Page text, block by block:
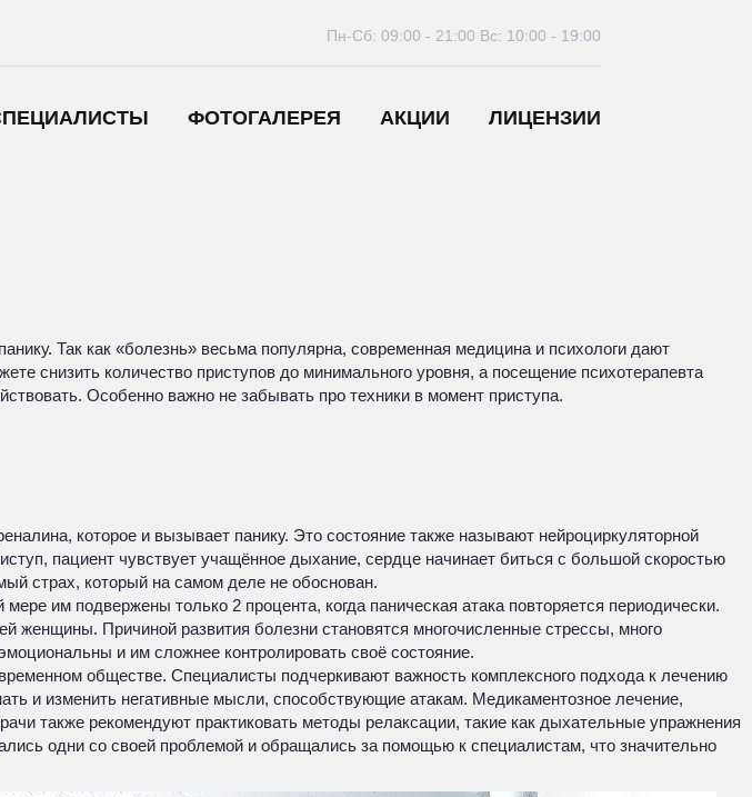
ФОТОГАЛЕРЕЯ АКЦИИ ЛИЦЕНЗИИ
Пн-Сб: 09:00 - 21:00 Вс: 10:00 - 19:00
Так как «болезнь» весьма популярна, современная медицина и психологи дают
снизить количество приступов до минимального уровня, а посещение психотерапевта
Особенно важно не забывать про техники в момент приступа.
которое и вызывает панику. Это состояние также называют нейроциркуляторной
пациент чувствует учащённое дыхание, сердце начинает биться с большой скоростью
страх, который на самом деле не обоснован.
им подвержены только 2 процента, когда паническая атака повторяется периодически.
женщины. Причиной развития болезни становятся многочисленные стрессы, много
и им сложнее контролировать своё состояние.
обществе. Специалисты подчеркивают важность комплексного подхода к лечению
и изменить негативные мысли, способствующие атакам. Медикаментозное лечение,
также рекомендуют практиковать методы релаксации, такие как дыхательные упражнения
одни со своей проблемой и обращались за помощью к специалистам, что значительно